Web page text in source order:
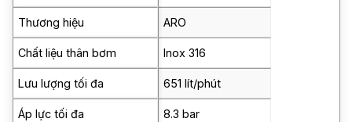
Thương hiệu ARO
Chất liệu thân bơm Inox 316
Lưu lượng tối đa 651 lít/phút
Áp lực tối đa 8.3 bar